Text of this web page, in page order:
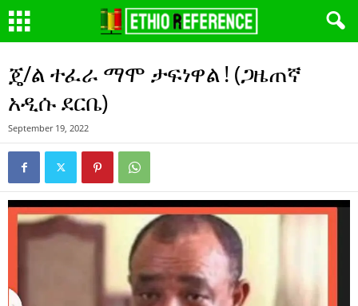
ጄ/ል ተፈራ ማሞ ታፍነዋል ! (ጋዜጠኛ
አዲሱ ደርቤ)
September 19, 2022